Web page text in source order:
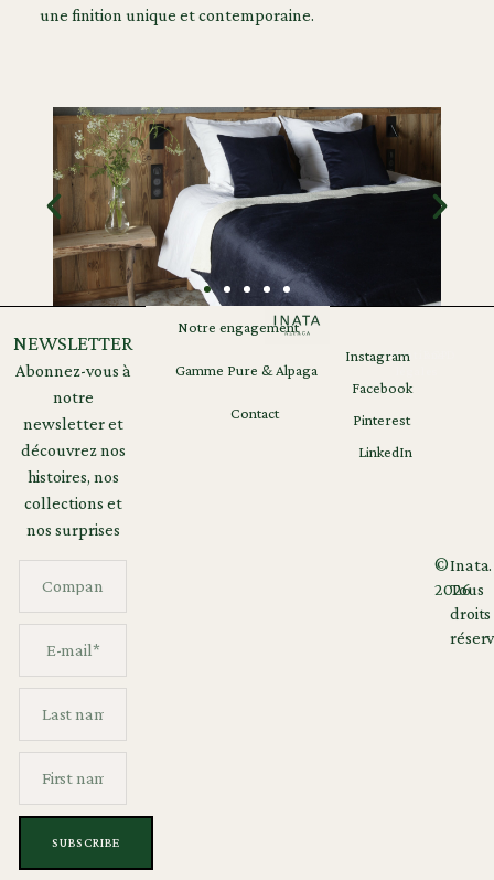
une finition unique et contemporaine.
NEWSLETTER
Abonnez-vous à
notre
newsletter et
découvrez nos
histoires, nos
collections et
nos surprises
Notre engagement
Gamme Pure & Alpaga
Contact
©
2026
Inata.
Tous
droits
Instagram
Facebook
Pinterest
LinkedIn
Mentions